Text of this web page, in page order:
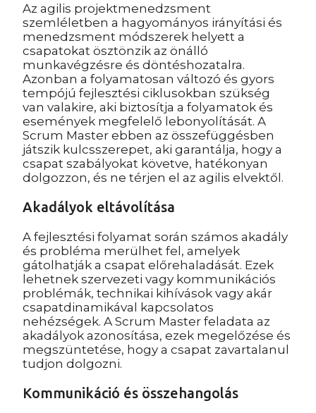
Az agilis projektmenedzsment
szemléletben a hagyományos irányítási és
menedzsment módszerek helyett a
csapatokat ösztönzik az önálló
munkavégzésre és döntéshozatalra.
Azonban a folyamatosan változó és gyors
tempójú fejlesztési ciklusokban szükség
van valakire, aki biztosítja a folyamatok és
események megfelelő lebonyolítását. A
Scrum Master ebben az összefüggésben
játszik kulcsszerepet, aki garantálja, hogy a
csapat szabályokat követve, hatékonyan
dolgozzon, és ne térjen el az agilis elvektől.
Akadályok eltávolítása
A fejlesztési folyamat során számos akadály
és probléma merülhet fel, amelyek
gátolhatják a csapat előrehaladását. Ezek
lehetnek szervezeti vagy kommunikációs
problémák, technikai kihívások vagy akár
csapatdinamikával kapcsolatos
nehézségek. A Scrum Master feladata az
akadályok azonosítása, ezek megelőzése és
megszüntetése, hogy a csapat zavartalanul
tudjon dolgozni.
Kommunikáció és összehangolás